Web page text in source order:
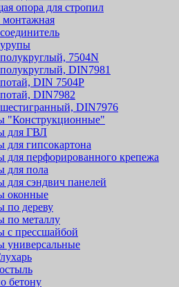
опора для стропил
монтажная
7504N
DIN7981
DIN 7504P
DIN7982
DIN7976
"Конструкционные"
для ГВЛ
для гипсокартона
для перфорированного крепежа
для пола
для сэндвич панелей
оконные
по дереву
по металлу
с прессшайбой
универсальные
бетону